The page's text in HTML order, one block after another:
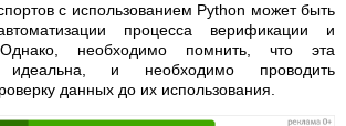
с использованием Python может быть
процесса верификации и
Однако, необходимо помнить, что эта
и необходимо проводить
данных до их использования.